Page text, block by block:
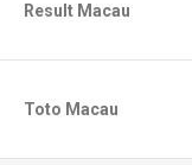
Result Macau
Toto Macau